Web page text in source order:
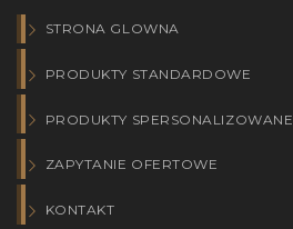
STRONA GLOWNA
PRODUKTY STANDARDOWE
PRODUKTY SPERSONALIZOWANE
ZAPYTANIE OFERTOWE
KONTAKT